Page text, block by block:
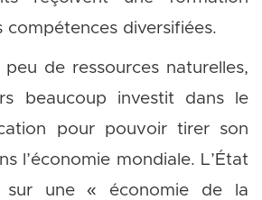
compétences diversifiées.
peu de ressources naturelles,
beaucoup investit dans le
pour pouvoir tirer son
l’économie mondiale. L’État
sur une « économie de la